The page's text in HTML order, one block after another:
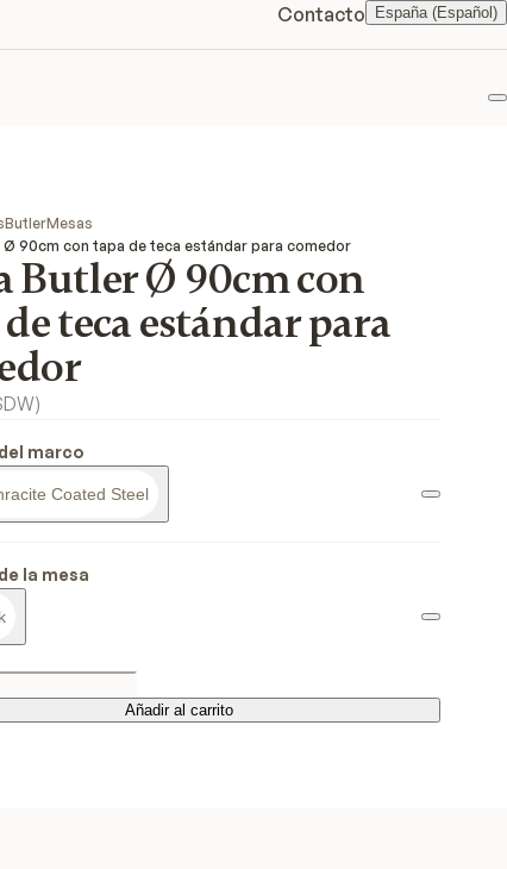
Contacto España (Español)
ButlerMesas
Ø 90cm con tapa de teca estándar para comedor
Butler Ø 90cm con
teca estándar para
)
marco
Coated Steel
la mesa
Añadir al carrito
Añadir al carrito